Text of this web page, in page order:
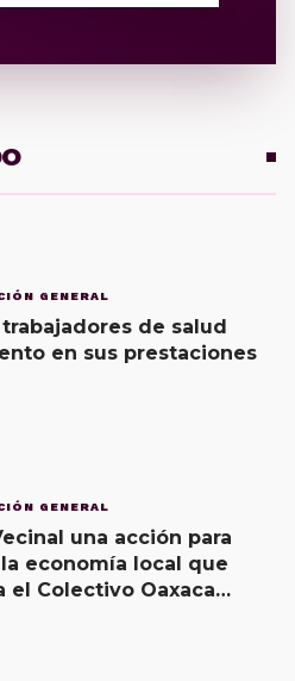
GENERAL
de salud
en sus prestaciones
GENERAL
una acción para
economía local que
el Colectivo Oaxaca